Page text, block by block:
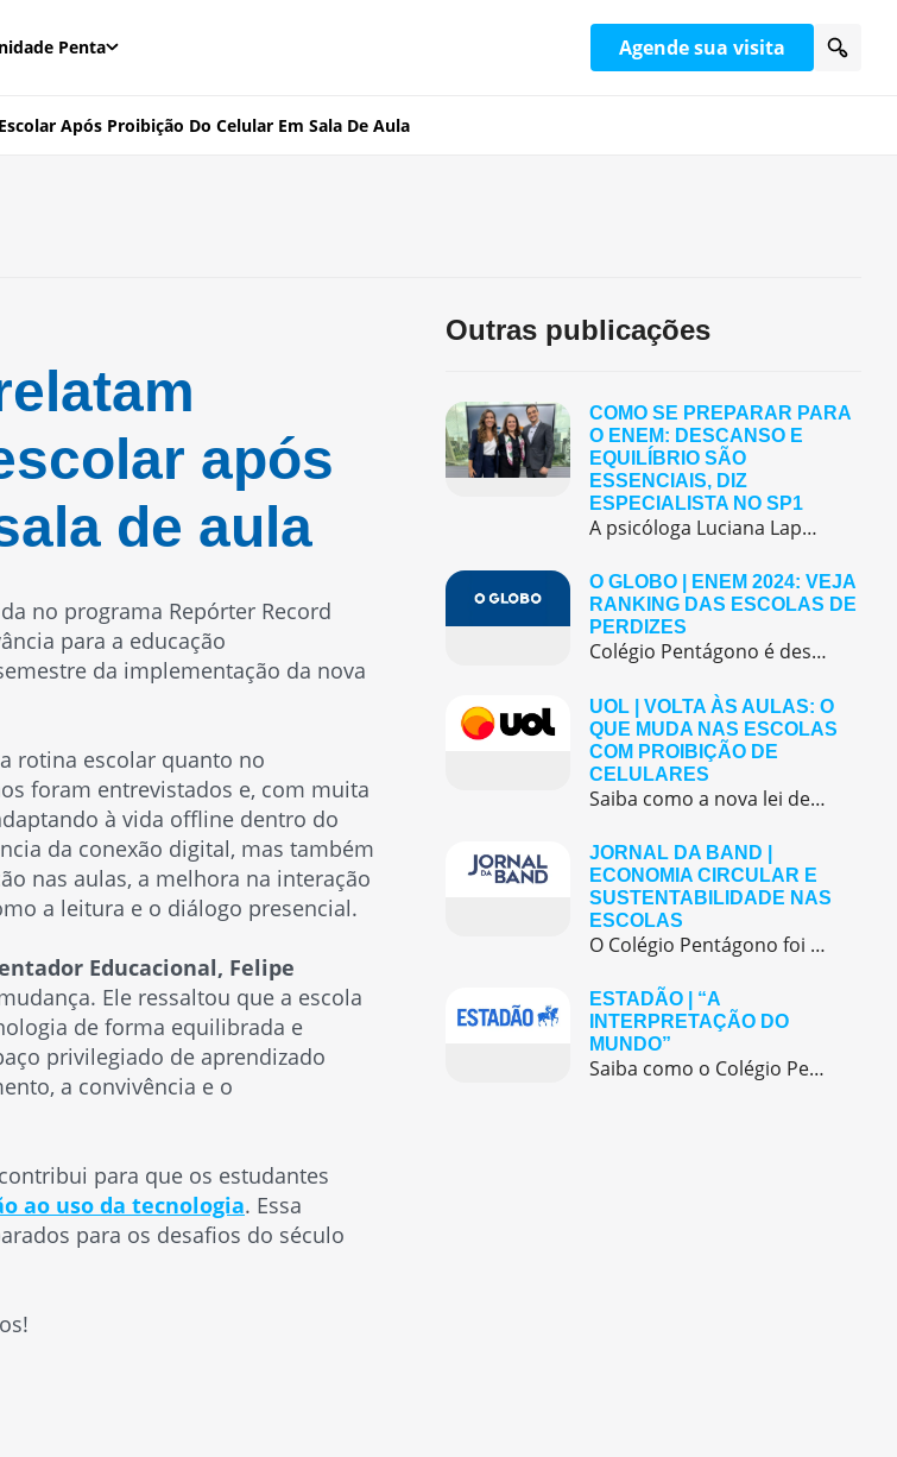
Penta Agende sua visita
Após Proibição Do Celular Em Sala De Aula
após
de aula
no programa Repórter Record
para a educação
da implementação da nova
rotina escolar quanto no
foram entrevistados e, com muita
à vida offline dentro do
da conexão digital, mas também
nas aulas, a melhora na interação
a leitura e o diálogo presencial.
Educacional, Felipe
Ele ressaltou que a escola
de forma equilibrada e
privilegiado de aprendizado
a convivência e o
para que os estudantes
ao uso da tecnologia. Essa
para os desafios do século
Outras publicações
COMO SE PREPARAR PARA
O ENEM: DESCANSO E
EQUILÍBRIO SÃO
ESSENCIAIS, DIZ
ESPECIALISTA NO SP1
A psicóloga Luciana Lapa, orientadora educacional do Colégio Pentágono Morumbi, participou do telejornal SP1, da TV Globo, no dia 8 de novembro, para comentar sobre a preparação emocional dos estudantes na véspera do Enem. Durante a entrevista, ela destacou que o dia anterior à prova deve ser dedicado ao descanso e à tranquilidade. Segundo a […]
O GLOBO | ENEM 2024: VEJA
RANKING DAS ESCOLAS DE
PERDIZES
Colégio Pentágono é destaque no ENEM 2024: liderança em Perdizes demonstra compromisso com excelência acadêmica.
UOL | VOLTA ÀS AULAS: O
QUE MUDA NAS ESCOLAS
COM PROIBIÇÃO DE
CELULARES
Saiba como a nova lei de proibição de celulares nas escolas foi aplicada e como o Colégio Pentágono adotou medidas conscientes para promover ambiente de foco e aprendizado presencial.
JORNAL DA BAND |
ECONOMIA CIRCULAR E
SUSTENTABILIDADE NAS
ESCOLAS
O Colégio Pentágono foi destaque na mídia ao apresentar uma de suas iniciativas mais relevantes ligadas à economia circular e à sustentabilidade: as feiras de trocas de livros e uniformes. A ação, realizada anualmente, promove uma cultura de consumo consciente, fortalece a comunidade escolar e contribui diretamente para o bolso das famílias, especialmente em um […]
ESTADÃO | “A
INTERPRETAÇÃO DO
MUNDO”
Saiba como o Colégio Pentágono adapta suas práticas pedagógicas ao desafio do Pisa, fomentando pensamento crítico e interdisciplinar